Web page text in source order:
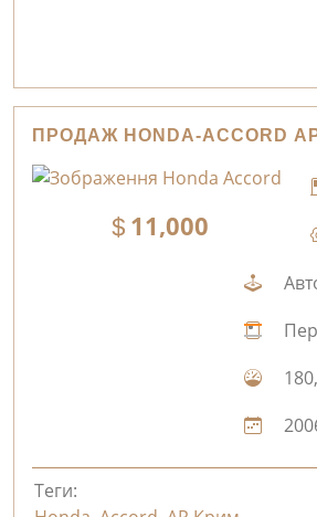
ПРОДАЖ HONDA-ACCORD
11,000
Теги: